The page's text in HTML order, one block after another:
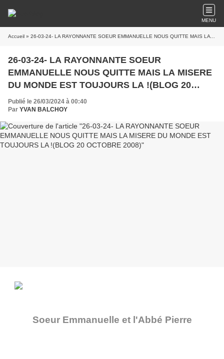
MENU
Accueil » 26-03-24- LA RAYONNANTE SOEUR EMMANUELLE NOUS QUITTE MAIS LA MISERE DU MONDE EST TOUJOURS LA !(BLOG 20 OCTOBRE 2008)
26-03-24- LA RAYONNANTE SOEUR
EMMANUELLE NOUS QUITTE MAIS LA MISERE
DU MONDE EST TOUJOURS LA !(BLOG 20
OCTOBRE 2008)
Publié le 26/03/2024 à 00:40
Par YVAN BALCHOY
Soeur Emmanuelle et l'Abbé Pierre